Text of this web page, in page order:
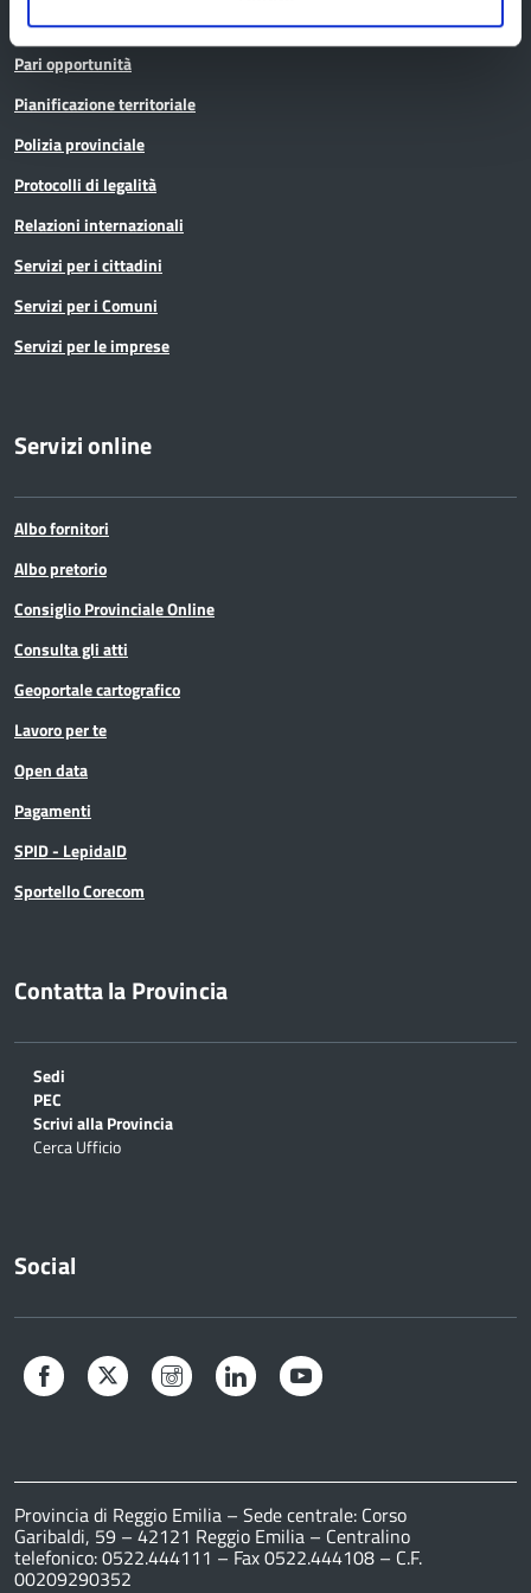
Osservatori e statistiche
Pari opportunità
Pianificazione territoriale
Polizia provinciale
Protocolli di legalità
Relazioni internazionali
Servizi per i cittadini
Servizi per i Comuni
Servizi per le imprese
Servizi online
Albo fornitori
Albo pretorio
Consiglio Provinciale Online
Consulta gli atti
Geoportale cartografico
Lavoro per te
Open data
Pagamenti
SPID - LepidaID
Sportello Corecom
Contatta la Provincia
Sedi
PEC
Scrivi alla Provincia
Cerca Ufficio
Social
Facebook Twitter Instagram LinkedIn
Provincia di Reggio Emilia – Sede centrale: Corso
Garibaldi, 59 – 42121 Reggio Emilia – Centralino
telefonico: 0522.444111 – Fax 0522.444108 – C.F.
00209290352